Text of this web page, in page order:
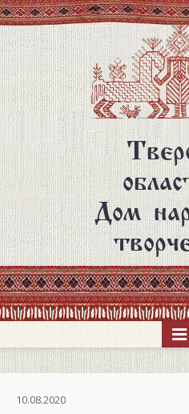
Перейти
к
основному
содержанию
Дом
10.08.2020